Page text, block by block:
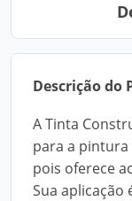
Descrição do
A Tinta
para a
pois oferece
Sua aplicação